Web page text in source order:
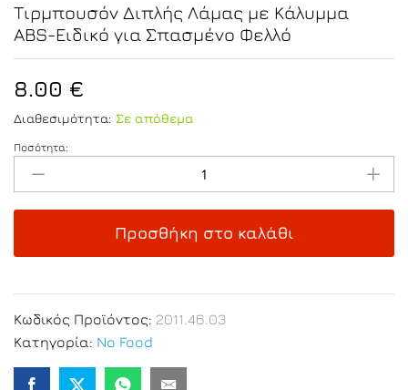
Τιρμπουσόν Διπλής Λάμας με Κάλυμμα
ABS-Ειδικό για Σπασμένο Φελλό
8.00 €
Διαθεσιμότητα: Σε απόθεμα
Τιρμπουσόν
Διπλής
για
Σπασμένο
quantity
Ποσότητα:
Προσθήκη στο καλάθι
Κωδικός Προϊόντος: 2011.46.03
Κατηγορία: No Food